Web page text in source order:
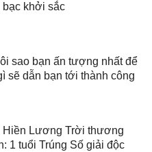
bạc khởi sắc
sao bạn ấn tượng nhất để
sẽ dẫn bạn tới thành công
Hiền Lương Trời thương
1 tuổi Trúng Số giải độc